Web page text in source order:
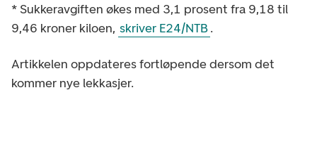
* Sukkeravgiften økes med 3,1 prosent fra 9,18 til
9,46 kroner kiloen, skriver E24/NTB.
Artikkelen oppdateres fortløpende dersom det
kommer nye lekkasjer.